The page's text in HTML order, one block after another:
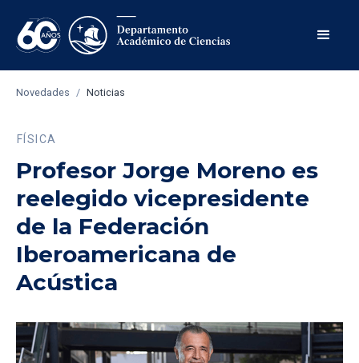
Novedades / Noticias
FÍSICA
Profesor Jorge Moreno es
reelegido vicepresidente
de la Federación
Iberoamericana de
Acústica